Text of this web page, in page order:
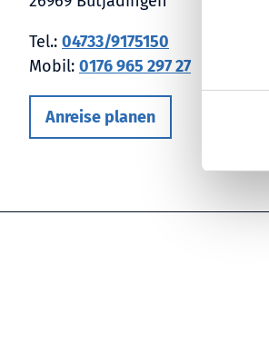
g
n
Tel.: 04733/9175150
Mobil: 0176 965 297 27
Anreise planen